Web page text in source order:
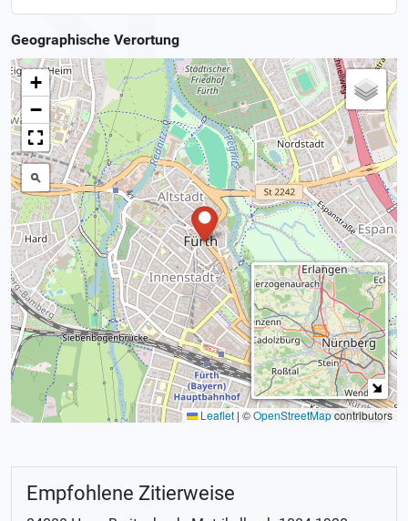
Geographische Verortung
+
−
Leaflet | ©OpenStreetMapcontributors
Empfohlene Zitierweise